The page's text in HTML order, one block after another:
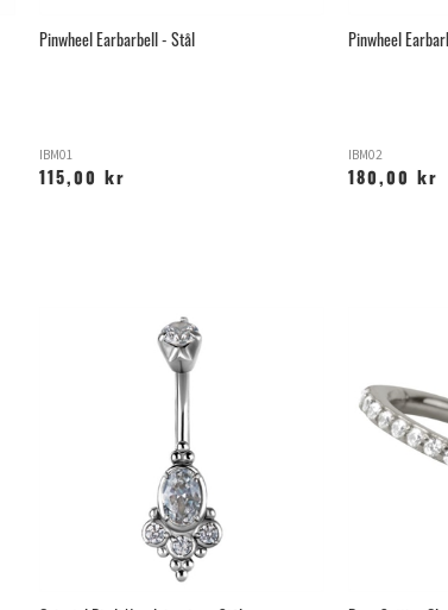
Pinwheel Earbarbell - Stål
IBM01
115,00 kr
Pinwheel
IBM02
180,00 kr